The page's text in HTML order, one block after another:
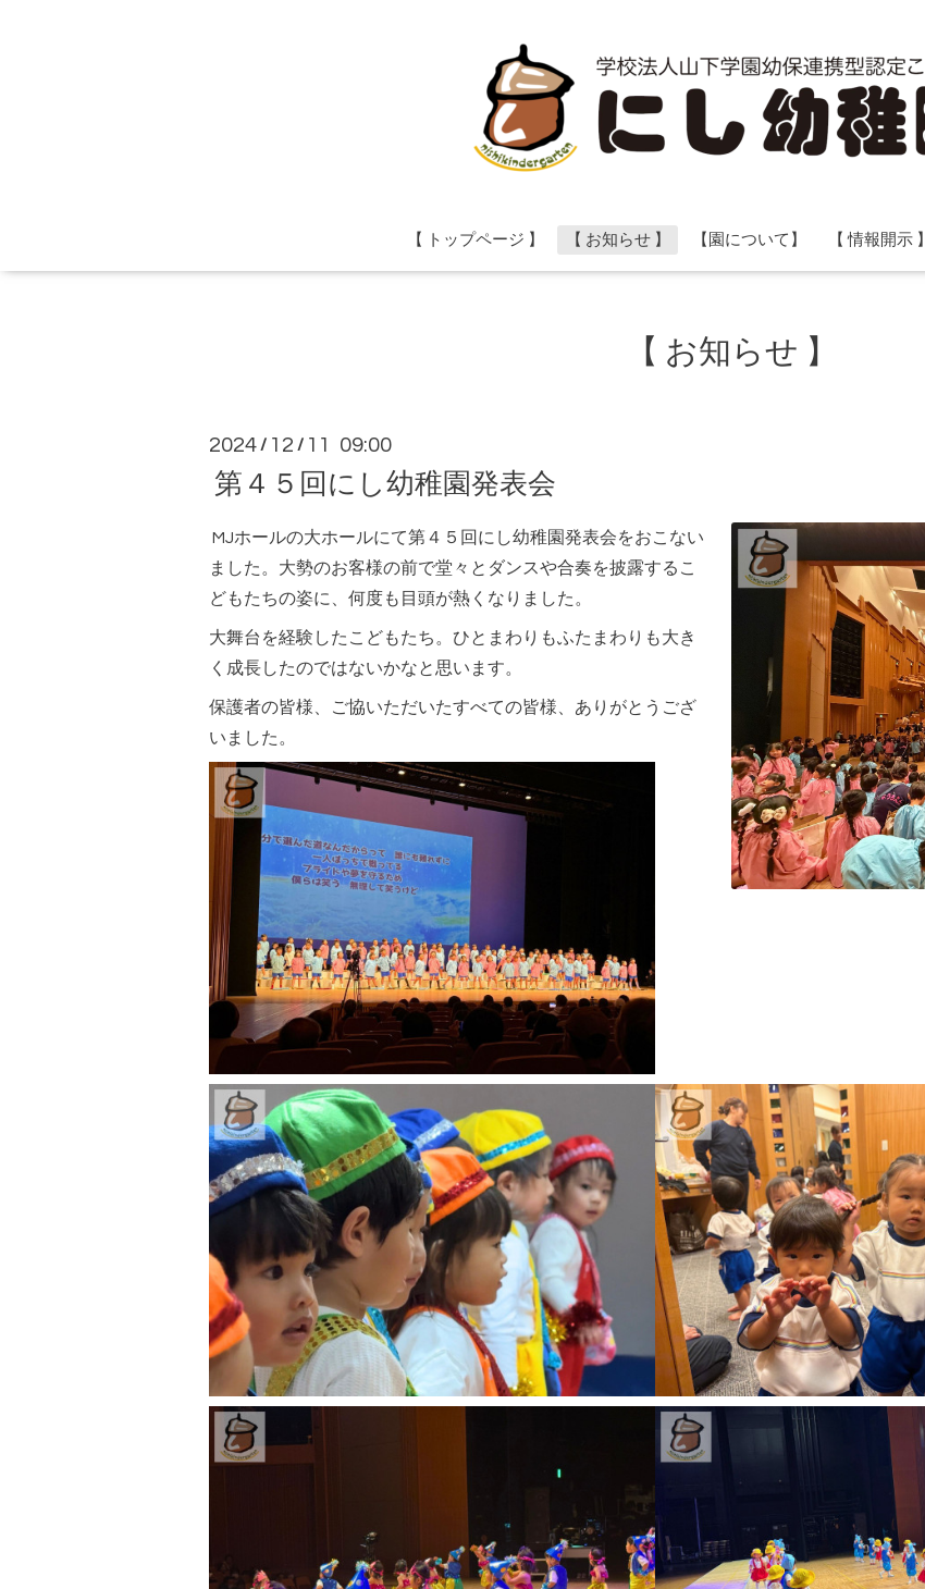
【 トップページ 】 【 お知らせ 】 【園について】 【 情報開示 】
【 お知らせ 】
2024 / 12 / 11 09:00
第４５回にし幼稚園発表会
MJホールの大ホールにて第４５回にし幼稚園発表会をおこない
ました。大勢のお客様の前で堂々とダンスや合奏を披露するこ
どもたちの姿に、何度も目頭が熱くなりました。
大舞台を経験したこどもたち。ひとまわりもふたまわりも大き
く成長したのではないかなと思います。
保護者の皆様、ご協いただいたすべての皆様、ありがとうござ
いました。